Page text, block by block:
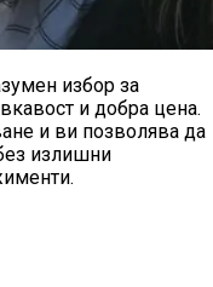
избор за
и добра цена.
и ви позволява да
излишни